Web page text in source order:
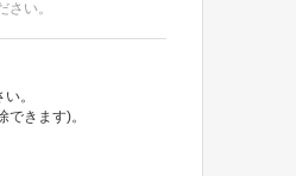
い。
。
きます)。